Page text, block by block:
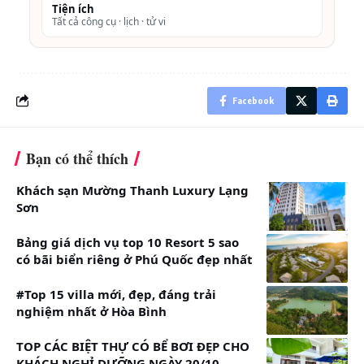
Resort để khám phá và trải nghiệm.
Nhà sàn
NHÀ SÀN
SỨC
CHỨA
TRONG
(VNĐ)*
ĐÊM
(VNĐ)*
tiêu chuẩn
Người lớn:
Nhà sàn
tiêu chuẩn
qua đêm
Người lớn:
Vườn Cam
45 – 50
Vườn Vải
30 – 35
Tiện ích
Tất cả công cụ · lịch · tử vi
Facebook
Bạn có thể thích
Khách sạn Mường Thanh Luxury Lạng
Sơn
Bảng giá dịch vụ top 10 Resort 5 sao
có bãi biển riêng ở Phú Quốc đẹp nhất
#Top 15 villa mới, đẹp, đáng trải
nghiệm nhất ở Hòa Bình
TOP CÁC BIỆT THỰ CÓ BỂ BƠI ĐẸP CHO